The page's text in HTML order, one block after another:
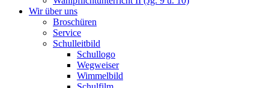
Wir über uns
Broschüren
Service
Schulleitbild
Schullogo
Wegweiser
Wimmelbild